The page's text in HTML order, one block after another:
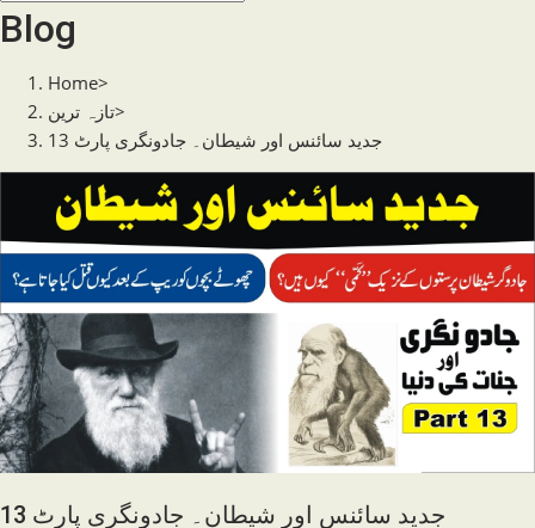
search
this
website
Blog
Home>
تازہ ترین>
جدید سائنس اور شیطان۔ جادونگری پارٹ 13
جدید سائنس اور شیطان۔ جادونگری پارٹ 13